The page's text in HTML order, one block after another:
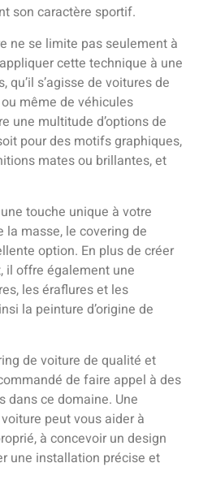
son caractère sportif.
ne se limite pas seulement à
cette technique à une
s’agisse de voitures de
même de véhicules
une multitude d’options de
pour des motifs graphiques,
mates ou brillantes, et
touche unique à votre
masse, le covering de
option. En plus de créer
il offre également une
les éraflures et les
la peinture d’origine de
de voiture de qualité et
de faire appel à des
dans ce domaine. Une
peut vous aider à
à concevoir un design
une installation précise et